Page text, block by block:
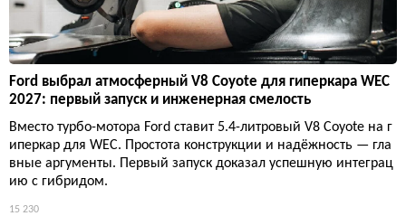
Ford выбрал атмосферный V8 Coyote для гиперкара WEC
2027: первый запуск и инженерная смелость
Вместо турбо-мотора Ford ставит 5.4-литровый V8 Coyote на г
иперкар для WEC. Простота конструкции и надёжность — гла
вные аргументы. Первый запуск доказал успешную интеграц
ию с гибридом.
15 230